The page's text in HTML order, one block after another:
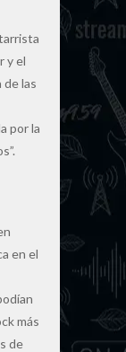
y el
las
por la
en el
más
de